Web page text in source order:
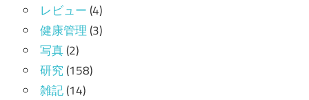
レビュー(4)
健康管理(3)
写真(2)
研究(158)
雑記(14)